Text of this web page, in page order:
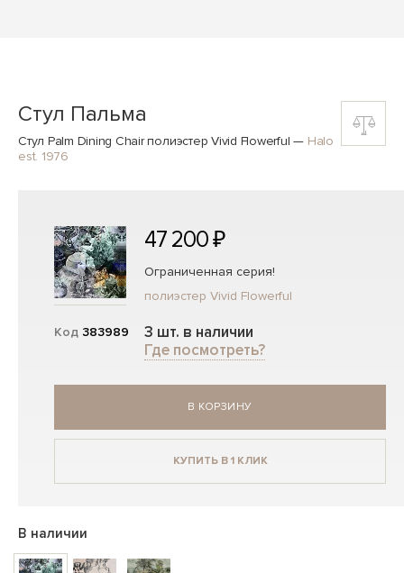
Стул Пальма
Стул Palm Dining Chair полиэстер Vivid Flowerful — Halo
est. 1976
Код 383989
47 200 ₽
Ограниченная серия!
полиэстер Vivid Flowerful
3 шт. в наличии
Где посмотреть?
В КОРЗИНУ
КУПИТЬ В 1 КЛИК
В наличии